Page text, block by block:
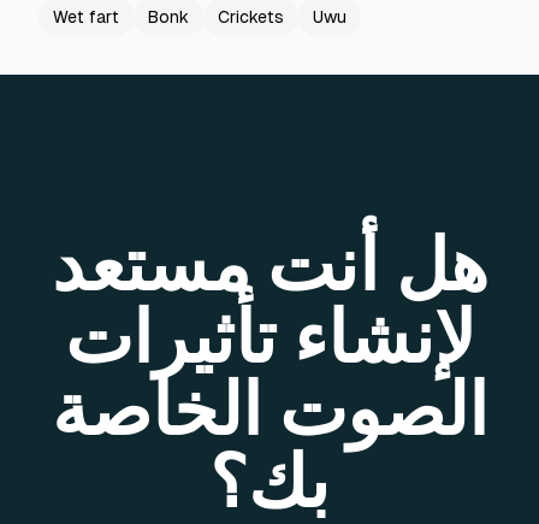
Wet fart
Bonk Crickets Uwu
هل أنت مستعد
لإنشاء تأثيرات
الصوت الخاصة
بك؟